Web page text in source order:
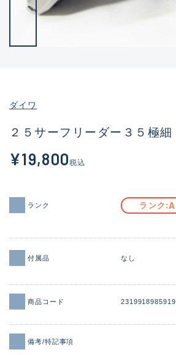
C-
その他
新商品 (1986)
価格
ダイワ
２５サーフリーダー３５極細
¥19,800税込
ランク ランク A
付属品 なし
商品コード 2319918985919
備考/特記事項